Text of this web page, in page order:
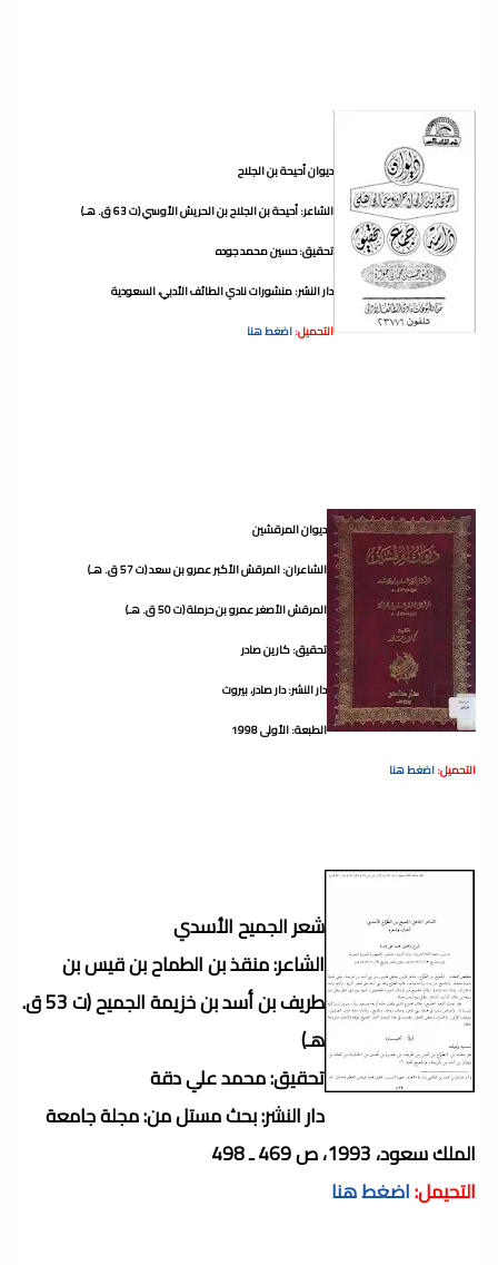
ديوان أحيحة بن الجلاح
الشاعر: أحيحة بن الجلاح بن الحريش الأوسي (ت 63 ق. هـ)
تحقيق: حسين محمد جوده
دار النشر: منشورات نادي الطائف الأدبي، السعودية
التحميل:اضغط هنا
ديوان المرقشين
الشاعران: المرقش الأكبر عمرو بن سعد (ت 57 ق. هـ)
المرقش الأصغر عمرو بن حرملة (ت 50 ق. هـ)
تحقيق: كارين صادر
دار النشر: دار صادر، بيروت
الطبعة: الأولى 1998
التحميل:اضغط هنا
شعر الجميح الأسدي
الشاعر: منقذ بن الطماح بن قيس بن
طريف بن أسد بن خزيمة الجميح (ت 53 ق.
هـ)
تحقيق: محمد علي دقة
دار النشر: بحث مستل من: مجلة جامعة
الملك سعود، 1993، ص 469 ـ 498
التحيمل:اضغط هنا